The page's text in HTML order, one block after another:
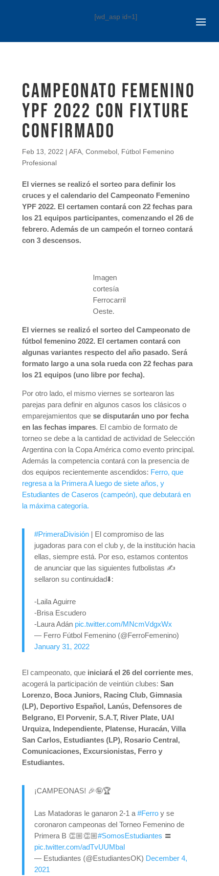
[wd_asp id=1]
Campeonato Femenino
YPF 2022 con fixture
confirmado
Feb 13, 2022 | AFA, Conmebol, Fútbol Femenino
Profesional
El viernes se realizó el sorteo para definir los
cruces y el calendario del Campeonato Femenino
YPF 2022. El certamen contará con 22 fechas para
los 21 equipos participantes, comenzando el 26 de
febrero. Además de un campeón el torneo contará
con 3 descensos.
Imagen
cortesía
Ferrocarril
Oeste.
El viernes se realizó el sorteo del Campeonato de
fútbol femenino 2022. El certamen contará con
algunas variantes respecto del año pasado. Será
formato largo a una sola rueda con 22 fechas para
los 21 equipos (uno libre por fecha).
Por otro lado, el mismo viernes se sortearon las
parejas para definir en algunos casos los clásicos o
emparejamientos que se disputarán uno por fecha
en las fechas impares. El cambio de formato de
torneo se debe a la cantidad de actividad de Selección
Argentina con la Copa América como evento principal.
Además la competencia contará con la presencia de
dos equipos recientemente ascendidos: Ferro, que
regresa a la Primera A luego de siete años, y
Estudiantes de Caseros (campeón), que debutará en
la máxima categoría.
#PrimeraDivisión| El compromiso de las
jugadoras para con el club y, de la institución hacia
ellas, siempre está. Por eso, estamos contentos
de anunciar que las siguientes futbolistas ✍
sellaron su continuidad⬇️:
-Laila Aguirre
-Brisa Escudero
-Laura Adán pic.twitter.com/MNcmVdgxWx
— Ferro Fútbol Femenino (@FerroFemenino)
January 31, 2022
El campeonato, que iniciará el 26 del corriente mes,
acogerá la participación de veintiún clubes: San
Lorenzo, Boca Juniors, Racing Club, Gimnasia
(LP), Deportivo Español, Lanús, Defensores de
Belgrano, El Porvenir, S.A.T, River Plate, UAI
Urquiza, Independiente, Platense, Huracán, Villa
San Carlos, Estudiantes (LP), Rosario Central,
Comunicaciones, Excursionistas, Ferro y
Estudiantes.
¡CAMPEONAS! 🎉🤪🏆
Las Matadoras le ganaron 2-1 a #Ferroy se
coronaron campeonas del Torneo Femenino de
Primera B 👏🏼👏🏼#SomosEstudiantes 〓
pic.twitter.com/adTvUUMbaI
— Estudiantes (@EstudiantesOK) December 4,
2021